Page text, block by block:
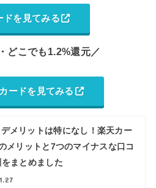
ドを見てみる
どこでも1.2%還元／
ードを見てみる
デメリットは特になし！楽天カー
メリットと7つのマイナスな口コ
をまとめました